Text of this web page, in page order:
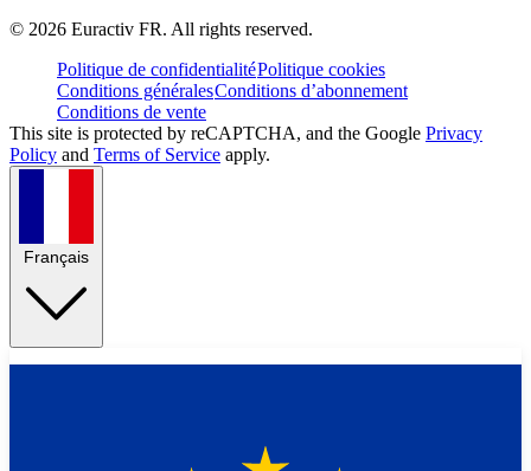
© 2026 Euractiv FR. All rights reserved.
Politique de confidentialitéPolitique cookies
Conditions généralesConditions d’abonnement
Conditions de vente
This site is protected by reCAPTCHA, and the Google Privacy
Policy and Terms of Service apply.
Français